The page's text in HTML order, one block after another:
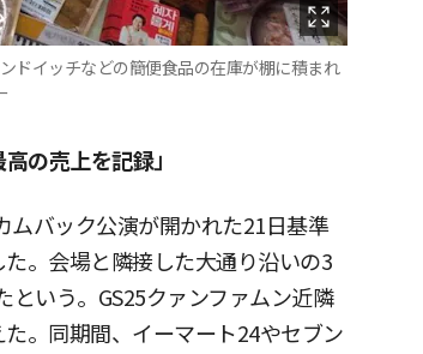
ドイッチなどの簡便食品の在庫が棚に積まれ
の売上を記録」
ムバック公演が開かれた21日基準
。会場と隣接した大通り沿いの3
いう。GS25クァンファムン近隣
。同期間、イーマート24やセブン